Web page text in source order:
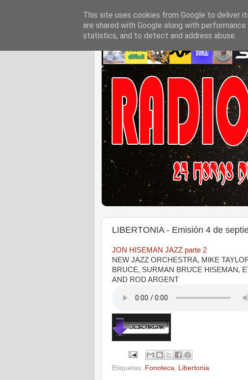
LIBERTONIA - Emisión 4 de
JON HISEMAN JAZZ parte 2
NEW JAZZ ORCHESTRA, MIKE
BRUCE, SURMAN BRUCE HISEMAN,
AND ROD ARGENT
Etiquetas: Fonoteca, Libertonia
This site uses cookies from Google to deliver
are shared with Google along with
statistics, and to detect and address abuse.